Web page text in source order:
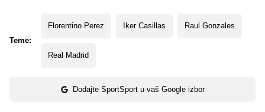
Teme:
Florentino Perez Iker Casillas Raul Gonzales
Real Madrid
Dodajte SportSport u vaš Google izbor